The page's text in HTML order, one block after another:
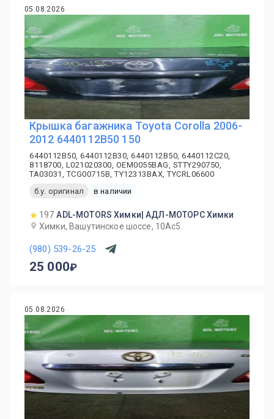
05.08.2026
Крышка багажника Toyota Corolla 2006-
2012 6440112B50 150
6440112B50, 6440112B30, 6440112B50, 6440112C20,
8118700, L021020300, OEM0055BAG, STTY290750,
TA03031, TCG00715B, TY12313BAX, TYCRL06600
б.у. оригинал
в наличии
197 ADL-MOTORS Химки| АДЛ-МОТОРС Химки
Химки, Вашутинское шоссе, 10Ас5
(980) 539-26-25
25 000
05.08.2026